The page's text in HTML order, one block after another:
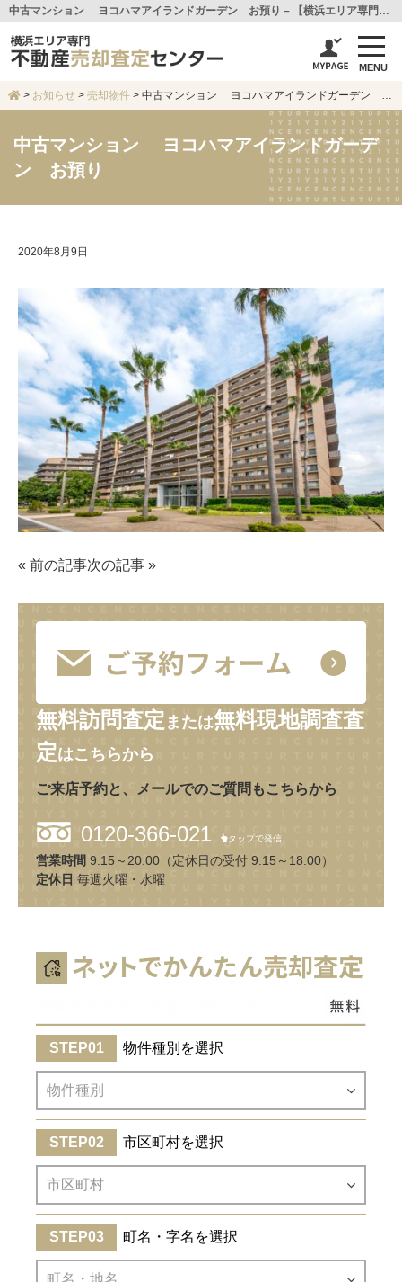
中古マンション ヨコハマアイランドガーデン お預り – 【横浜エリア専門不動産売却査定センター】センチュリー21アイ建設
MENU
> お知らせ > 売却物件 > 中古マンション ヨコハマアイランドガーデン お預り
中古マンション ヨコハマアイランドガーデ
ン お預り
2020年8月9日
« 前の記事次の記事 »
無料訪問査定 または無料現地調査査
定はこちらから
ご来店予約と、メールでのご質問もこちらから
0120-366-021 タップで発信
営業時間 9:15～20:00（定休日の受付 9:15～18:00）
定休日 毎週火曜・水曜
物件種別を選択
市区町村を選択
町名・字名を選択